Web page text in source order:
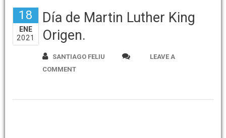
18
ENE
2021
Día de Martin Luther King
Origen.
SANTIAGO FELIU
LEAVE A
COMMENT